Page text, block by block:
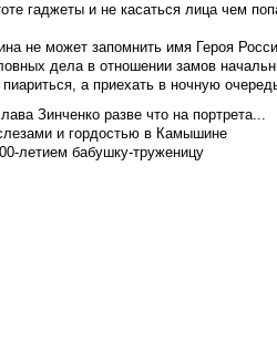
гаджеты и не касаться лица чем
не может запомнить имя Героя
дела в отношении замов
а приехать в ночную
Зинченко разве что на портрета...
и гордостью в Камышине
летием бабушку-труженицу